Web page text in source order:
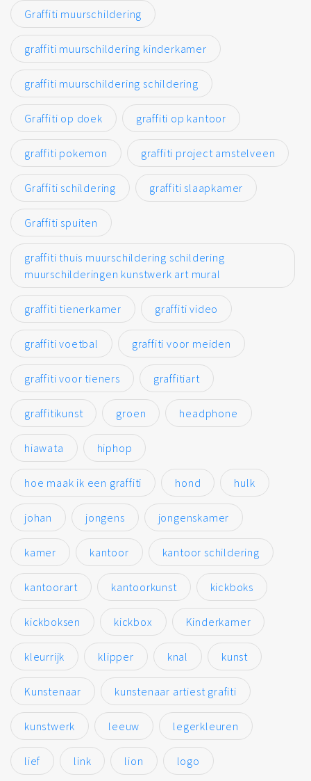
Graffiti muurschildering
graffiti muurschildering kinderkamer
graffiti muurschildering schildering
Graffiti op doek graffiti op kantoor
graffiti pokemon graffiti project amstelveen
Graffiti schildering graffiti slaapkamer
Graffiti spuiten
graffiti thuis muurschildering schildering
muurschilderingen kunstwerk art mural
graffiti tienerkamer graffiti video
graffiti voetbal graffiti voor meiden
graffiti voor tieners graffitiart
graffitikunst groen headphone
hiawata hiphop
hoe maak ik een graffiti hond hulk
johan jongens jongenskamer
kamer kantoor kantoor schildering
kantoorart kantoorkunst kickboks
kickboksen kickbox Kinderkamer
kleurrijk klipper knal kunst
Kunstenaar kunstenaar artiest grafiti
kunstwerk leeuw legerkleuren
lief link lion logo